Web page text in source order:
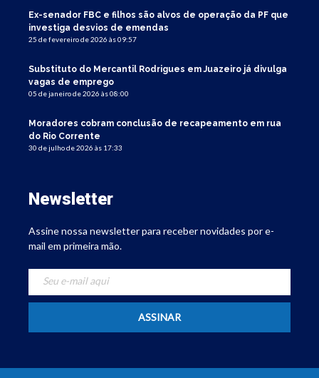
Ex-senador FBC e filhos são alvos de operação da PF que
investiga desvios de emendas
25 de fevereiro de 2026 às 09:57
Substituto do Mercantil Rodrigues em Juazeiro já divulga
vagas de emprego
05 de janeiro de 2026 às 08:00
Moradores cobram conclusão de recapeamento em rua
do Rio Corrente
30 de julho de 2026 às 17:33
Newsletter
Assine nossa newsletter para receber novidades por e-
mail em primeira mão.